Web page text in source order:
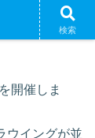
開催しま
ウイングが並
検索